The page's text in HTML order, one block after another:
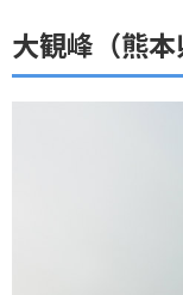
大観峰（熊本